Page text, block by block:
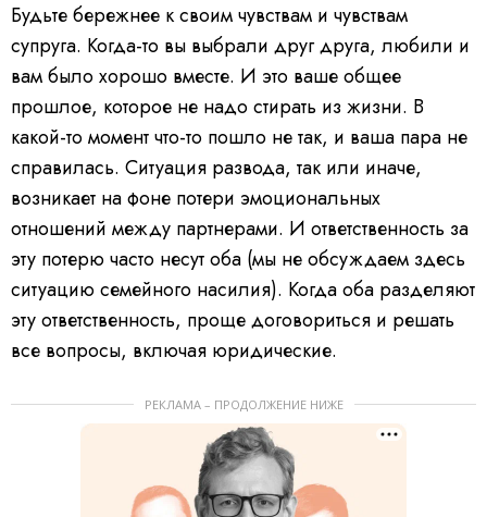
Будьте бережнее к своим чувствам и чувствам
супруга. Когда-то вы выбрали друг друга, любили и
вам было хорошо вместе. И это ваше общее
прошлое, которое не надо стирать из жизни. В
какой-то момент что-то пошло не так, и ваша пара не
справилась. Ситуация развода, так или иначе,
возникает на фоне потери эмоциональных
отношений между партнерами. И ответственность за
эту потерю часто несут оба (мы не обсуждаем здесь
ситуацию семейного насилия). Когда оба разделяют
эту ответственность, проще договориться и решать
все вопросы, включая юридические.
РЕКЛАМА – ПРОДОЛЖЕНИЕ НИЖЕ